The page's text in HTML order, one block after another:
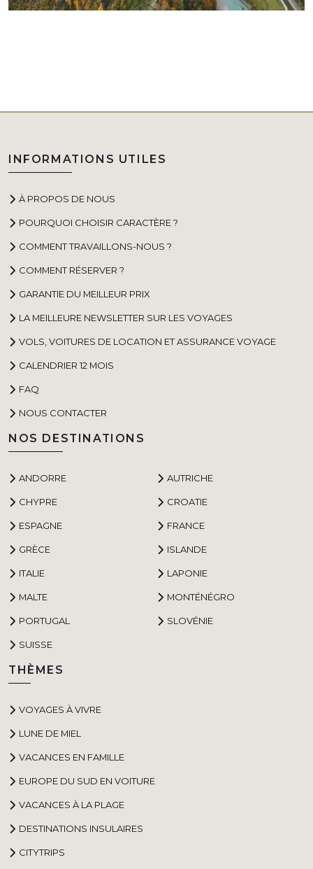
INFORMATIONS UTILES
À PROPOS DE NOUS
POURQUOI CHOISIR CARACTÈRE ?
COMMENT TRAVAILLONS-NOUS ?
COMMENT RÉSERVER ?
GARANTIE DU MEILLEUR PRIX
LA MEILLEURE NEWSLETTER SUR LES VOYAGES
VOLS, VOITURES DE LOCATION ET ASSURANCE VOYAGE
CALENDRIER 12 MOIS
FAQ
NOUS CONTACTER
NOS DESTINATIONS
ANDORRE AUTRICHE
CHYPRE CROATIE
ESPAGNE FRANCE
GRÈCE ISLANDE
ITALIE LAPONIE
MALTE MONTÉNÉGRO
PORTUGAL SLOVÉNIE
SUISSE
THÈMES
VOYAGES À VIVRE
LUNE DE MIEL
VACANCES EN FAMILLE
EUROPE DU SUD EN VOITURE
VACANCES À LA PLAGE
DESTINATIONS INSULAIRES
CITYTRIPS